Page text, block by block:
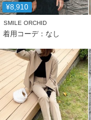
¥8,910
SMILE ORCHID
着用コーデ：なし